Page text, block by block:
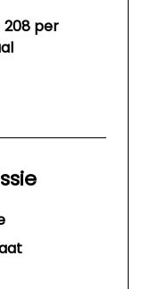
208 per